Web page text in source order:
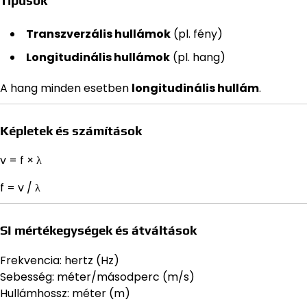
Transzverzális hullámok (pl. fény)
Longitudinális hullámok (pl. hang)
A hang minden esetben longitudinális hullám.
Képletek és számítások
v = f × λ
f = v / λ
SI mértékegységek és átváltások
Frekvencia: hertz (Hz)
Sebesség: méter/másodperc (m/s)
Hullámhossz: méter (m)